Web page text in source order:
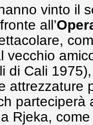
vinto il
all’
vecchio
di Cali
attrezzature
parteciperà
Rjeka,